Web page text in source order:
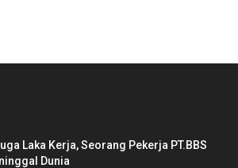
Laka Kerja, Seorang Pekerja PT.BBS
Dunia